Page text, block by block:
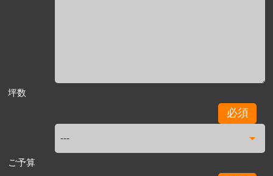
坪数
必須
ご予算